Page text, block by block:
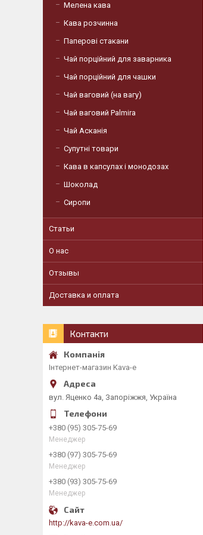
Мелена кава
Кава розчинна
Паперові стакани
Чай порційний для заварника
Чай порційний для чашки
Чай ваговий (на вагу)
Чай ваговий Palmira
Чай Асканія
Супутні товари
Кава в капсулах і монодозах
Шоколад
Сиропи
Статьи
О нас
Отзывы
Доставка и оплата
Контакти
Інтернет-магазин Kava-e
вул. Яценко 4а, Запоріжжя, Україна
+380 (95) 305-75-69
Менеджер
+380 (97) 305-75-69
Менеджер
+380 (93) 305-75-69
Менеджер
http://kava-e.com.ua/